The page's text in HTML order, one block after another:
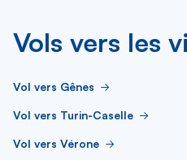
Vols vers les
Vol vers Gênes
Vol vers Turin-Caselle
Vol vers Vérone